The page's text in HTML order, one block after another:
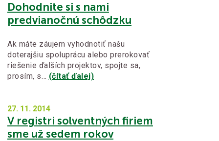
Dohodnite si s nami
predvianočnú schôdzku
Ak máte záujem vyhodnotiť našu
doterajšiu spoluprácu alebo prerokovať
riešenie ďalších projektov, spojte sa,
prosím, s… (čítať ďalej)
27. 11. 2014
V registri solventných firiem
sme už sedem rokov